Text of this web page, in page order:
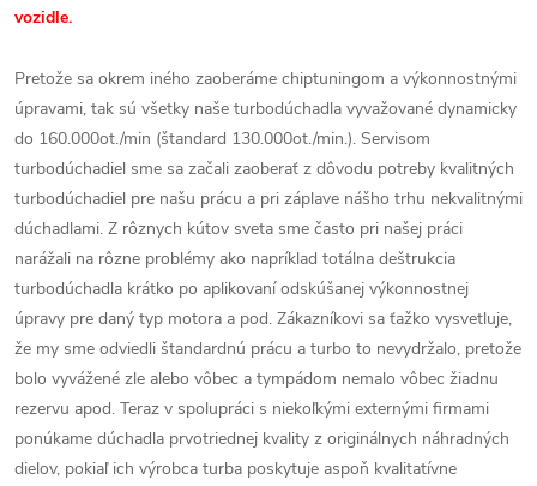
vozidle.
Pretože sa okrem iného zaoberáme chiptuningom a výkonnostnými
úpravami, tak sú všetky naše turbodúchadla vyvažované dynamicky
do 160.000ot./min (štandard 130.000ot./min.). Servisom
turbodúchadiel sme sa začali zaoberať z dôvodu potreby kvalitných
turbodúchadiel pre našu prácu a pri záplave nášho trhu nekvalitnými
dúchadlami. Z rôznych kútov sveta sme často pri našej práci
narážali na rôzne problémy ako napríklad totálna deštrukcia
turbodúchadla krátko po aplikovaní odskúšanej výkonnostnej
úpravy pre daný typ motora a pod. Zákazníkovi sa ťažko vysvetluje,
že my sme odviedli štandardnú prácu a turbo to nevydržalo, pretože
bolo vyvážené zle alebo vôbec a tympádom nemalo vôbec žiadnu
rezervu apod. Teraz v spolupráci s niekoľkými externými firmami
ponúkame dúchadla prvotriednej kvality z originálnych náhradných
dielov, pokiaľ ich výrobca turba poskytuje aspoň kvalitatívne